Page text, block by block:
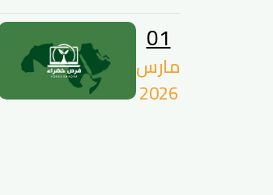
01
مارس
2026